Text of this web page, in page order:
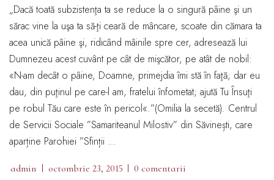
„Dacă toată subzistenţa ta se reduce la o singură pâine şi un
sărac vine la uşa ta să-ţi ceară de mâncare, scoate din cămara ta
acea unică pâine şi, ridicând mâinile spre cer, adresează lui
Dumnezeu acest cuvânt pe cât de mişcător, pe atât de nobil:
«N-am decât o pâine, Doamne, primejdia îmi stă în faţă; dar eu
dau, din puţinul pe care-l am, fratelui înfometat; ajută Tu Însuţi
pe robul Tău care este în pericol«.”(Omilia la secetă). Centrul
de Servicii Sociale ”Samariteanul Milostiv” din Săvinești, care
aparține Parohiei ”Sfinții …
admin octombrie 23, 2015 0 comentarii